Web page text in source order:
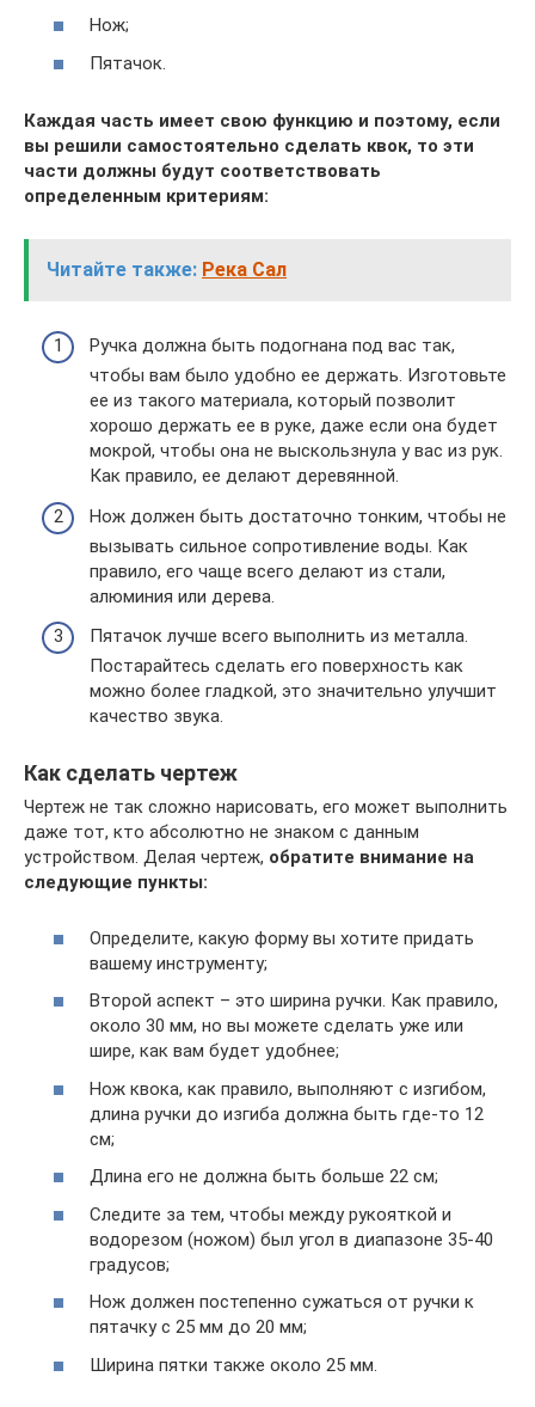
Нож;
Пятачок.
Каждая часть имеет свою функцию и поэтому, если
вы решили самостоятельно сделать квок, то эти
части должны будут соответствовать
определенным критериям:
Читайте также: Река Сал
Ручка должна быть подогнана под вас так,
чтобы вам было удобно ее держать. Изготовьте
ее из такого материала, который позволит
хорошо держать ее в руке, даже если она будет
мокрой, чтобы она не выскользнула у вас из рук.
Как правило, ее делают деревянной.
Нож должен быть достаточно тонким, чтобы не
вызывать сильное сопротивление воды. Как
правило, его чаще всего делают из стали,
алюминия или дерева.
Пятачок лучше всего выполнить из металла.
Постарайтесь сделать его поверхность как
можно более гладкой, это значительно улучшит
качество звука.
Как сделать чертеж
Чертеж не так сложно нарисовать, его может выполнить
даже тот, кто абсолютно не знаком с данным
устройством. Делая чертеж, обратите внимание на
следующие пункты:
Определите, какую форму вы хотите придать
вашему инструменту;
Второй аспект – это ширина ручки. Как правило,
около 30 мм, но вы можете сделать уже или
шире, как вам будет удобнее;
Нож квока, как правило, выполняют с изгибом,
длина ручки до изгиба должна быть где-то 12
см;
Длина его не должна быть больше 22 см;
Следите за тем, чтобы между рукояткой и
водорезом (ножом) был угол в диапазоне 35-40
градусов;
Нож должен постепенно сужаться от ручки к
пятачку с 25 мм до 20 мм;
Ширина пятки также около 25 мм.